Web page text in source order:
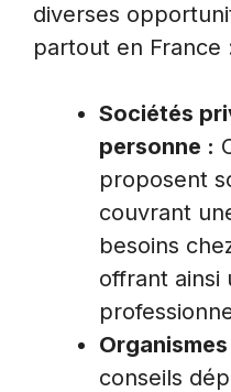
diverses
partout en France
Sociétés
personne :
proposent
couvrant
besoins
offrant ainsi
conseils